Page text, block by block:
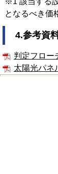
となるべき価
4.参考資
判定フロー
太陽光パネ